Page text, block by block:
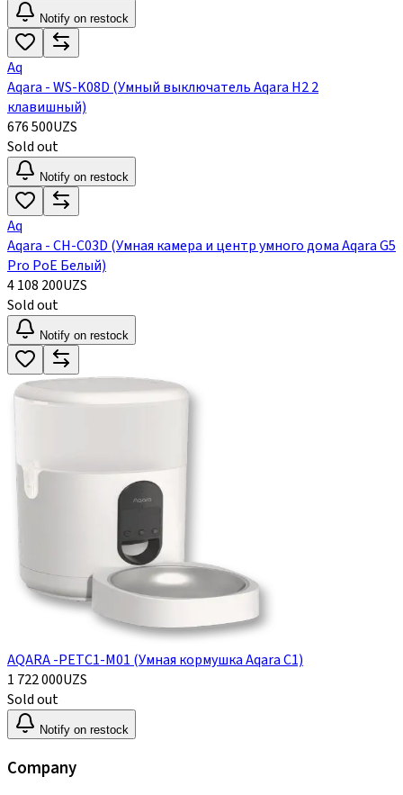
Notify on restock
Aq
Aqara - WS-K08D (Умный выключатель Aqara H2 2
клавишный)
676 500UZS
Sold out
Notify on restock
Aq
Aqara - CH-C03D (Умная камера и центр умного дома Aqara G5
Pro PoE Белый)
4 108 200UZS
Sold out
Notify on restock
AQARA -PETC1-M01 (Умная кормушка Aqara C1)
1 722 000UZS
Sold out
Notify on restock
Company